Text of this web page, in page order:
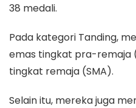
38 medali.
Pada kategori Tanding,
emas tingkat pra-remaja
tingkat remaja (SMA).
Selain itu, mereka juga